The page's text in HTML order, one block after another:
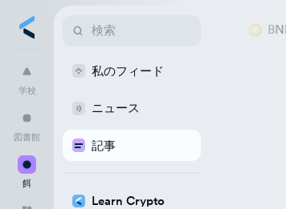
学校
図書館
餌
学校
図書館
私のフィード
ニュース
記事
Learn Crypto
ETH = $1,918.05 +$4.92 (+0.26%) BNB =